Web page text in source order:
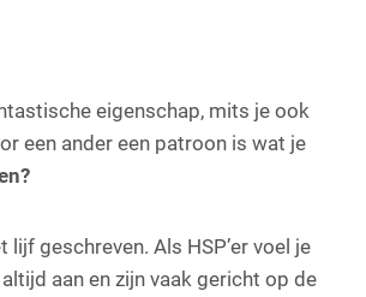
eigenschap, mits je ook
een ander een patroon is wat je
geschreven. Als HSP’er voel je
aan en zijn vaak gericht op de